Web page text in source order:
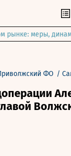
рынке: меры,
ФО /